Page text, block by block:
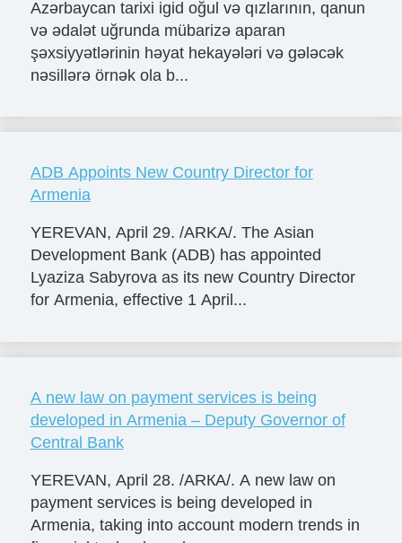
Azərbaycan tarixi igid oğul və qızlarının, qanun
və ədalət uğrunda mübarizə aparan
şəxsiyyətlərinin həyat hekayələri və gələcək
nəsillərə örnək ola b...
ADB Appoints New Country Director for
Armenia
YEREVAN, April 29. /ARKA/. The Asian
Development Bank (ADB) has appointed
Lyaziza Sabyrova as its new Country Director
for Armenia, effective 1 April...
A new law on payment services is being
developed in Armenia – Deputy Governor of
Central Bank
YEREVAN, April 28. /ARКА/. A new law on
payment services is being developed in
Armenia, taking into account modern trends in